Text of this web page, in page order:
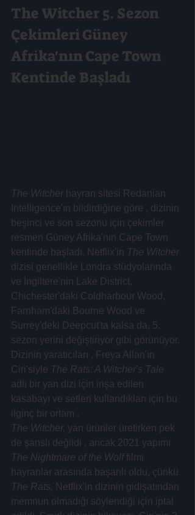
The Witcher 5. Sezon
Çekimleri Güney
Afrika'nın Cape Town
Kentinde Başladı
The Witcher hayran sitesi Redanian
Intelligence'ın bildirdiğine göre , dizinin
beşinci ve son sezonu için çekimler
resmen Güney Afrika'nın Cape Town
kentinde başladı. Netflix'in The Witcher
dizisi genellikle Londra stüdyolarında
ve İngiltere'nin Lake District,
Chichester'daki Coldharbour Wood,
Farnham'daki Bourne Wood ve
Surrey'deki Deepcut'ta kalsa da, 5.
sezon yerini değiştiriyor gibi görünüyor.
Dizinin yaratıcıları , Freya Allan'ın
Ciri'siyle The Rats: A Witcher's Tale
adlı bir yan dizi için inşa edilen
kasabayı ve setleri kullandıkları için bu
ilginç bir ortam .
The Witcher, yan ürünler üretirken pek
de şanslı değildi , ancak 2021 yapımı
The Nightmare of the Wolf filmi
hayranlar arasında başarılı oldu, çünkü
The Rats, Netflix'in dizinin gidişatından
memnun olmadığı söylendiği için iptal